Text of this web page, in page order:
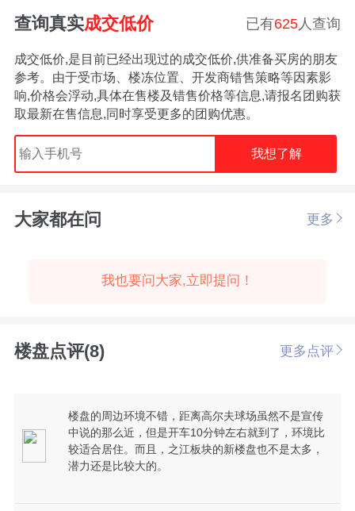
查询真实成交低价 已有625 人查询
成交低价,是目前已经出现过的成交低价,供准备买房的朋友
参考。由于受市场、楼冻位置、开发商错售策略等因素影
响,价格会浮动,具体在售楼及错售价格等信息,请报名团购获
取最新在售信息,同时享受更多的团购优惠。
我想了解
大家都在问 更多
我也要问大家,立即提问！
楼盘点评(8) 更多点评
楼盘的周边环境不错，距离高尔夫球场虽然不是宣传
中说的那么近，但是开车10分钟左右就到了，环境比
较适合居住。而且，之江板块的新楼盘也不是太多，
潜力还是比较大的。